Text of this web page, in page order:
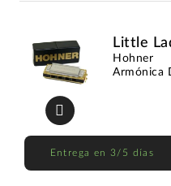
Little
Hohner
Armónica
Entrega en 3/5 días